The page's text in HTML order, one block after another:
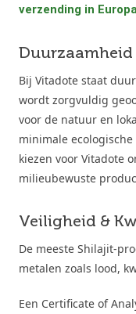
verzending in
Bij Vitadote staat
wordt zorgvuldig
voor de natuur en
minimale
kiezen voor Vitadote
milieubewuste
Veiligheid &
De meeste Shilajit-
metalen zoals lood,
Een Certificate of